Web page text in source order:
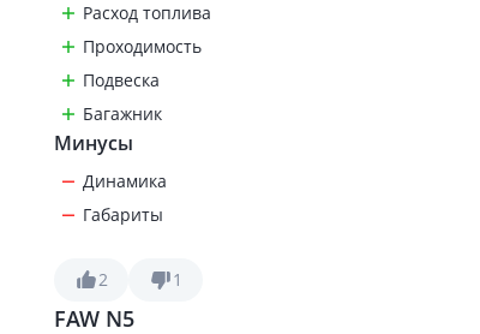
Расход топлива
Проходимость
Подвеска
Багажник
Минусы
Динамика
Габариты
2 1
FAW N5